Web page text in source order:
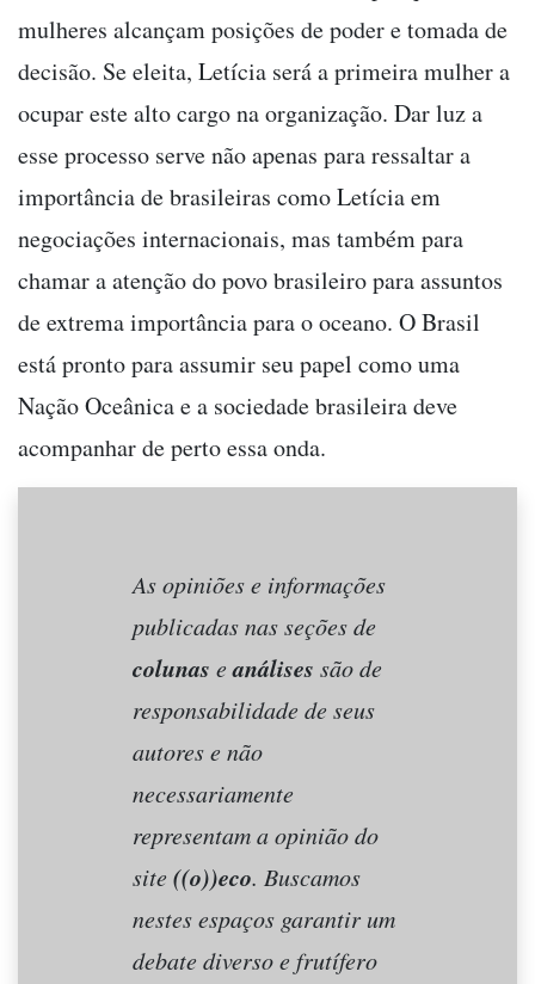
mulheres alcançam posições de poder e tomada de
decisão. Se eleita, Letícia será a primeira mulher a
ocupar este alto cargo na organização. Dar luz a
esse processo serve não apenas para ressaltar a
importância de brasileiras como Letícia em
negociações internacionais, mas também para
chamar a atenção do povo brasileiro para assuntos
de extrema importância para o oceano. O Brasil
está pronto para assumir seu papel como uma
Nação Oceânica e a sociedade brasileira deve
acompanhar de perto essa onda.
As opiniões e informações
publicadas nas seções de
colunas eanálises são de
responsabilidade de seus
autores e não
necessariamente
representam a opinião do
site((o))eco. Buscamos
nestes espaços garantir um
debate diverso e frutífero